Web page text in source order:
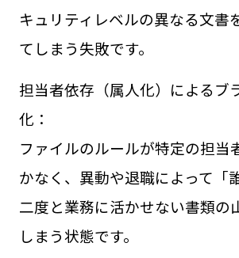
キュリティレベルの異なる文書
てしまう失敗です。
担当者依存（属人化）によるブ
化：
ファイルのルールが特定の担当
かなく、異動や退職によって「
二度と業務に活かせない書類の
しまう状態です。